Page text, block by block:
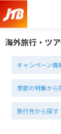
海外旅行・ツ
キャンペーン情
季節の特集から
旅行先から探す